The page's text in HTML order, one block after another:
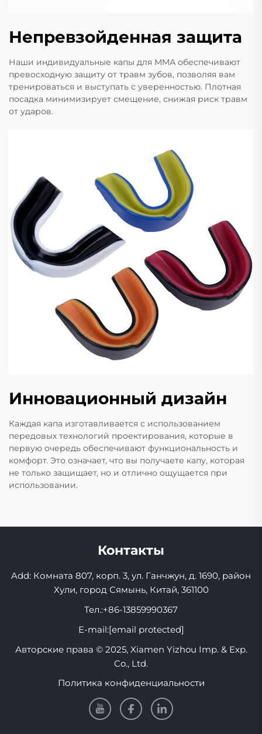
Непревзойденная защита
Наши индивидуальные капы для ММА обеспечивают
превосходную защиту от травм зубов, позволяя вам
тренироваться и выступать с уверенностью. Плотная
посадка минимизирует смещение, снижая риск травм
от ударов.
Инновационный дизайн
Каждая капа изготавливается с использованием
передовых технологий проектирования, которые в
первую очередь обеспечивают функциональность и
комфорт. Это означает, что вы получаете капу, которая
не только защищает, но и отлично ощущается при
использовании.
Контакты
Add: Комната 807, корп. 3, ул. Ганчжун, д. 1690, район
Хули, город Сямынь, Китай, 361100
Тел.:+86-13859990367
E-mail:[email protected]
Авторские права © 2025, Xiamen Yizhou Imp. & Exp.
Co., Ltd.
Политика конфиденциальности